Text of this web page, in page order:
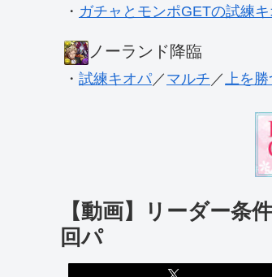
・ ガチャとモンポGETの試練
ノーランド降臨
・ 試練キオパ／ マルチ ／ 上を
【動画】リーダー条
回パ